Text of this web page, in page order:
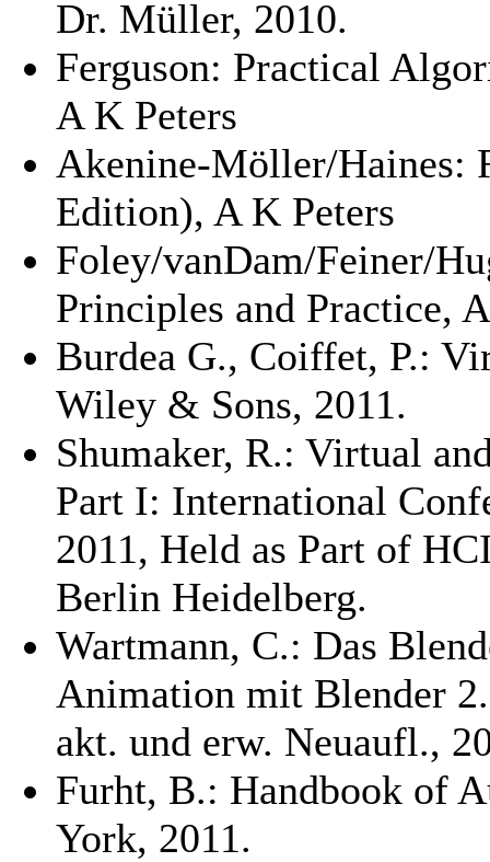
Dr. Müller, 2010.
Ferguson: Practical
A K Peters
Akenine-Möller/Haines:
Edition), A K Peters
Foley/vanDam/Feiner/
Principles and Practice,
Burdea G., Coiffet, P.:
Wiley & Sons, 2011.
Shumaker, R.: Virtual
Part I: International
2011, Held as Part of
Berlin Heidelberg.
Wartmann, C.: Das
Animation mit Blender
akt. und erw. Neuaufl.,
Furht, B.: Handbook of
York, 2011.